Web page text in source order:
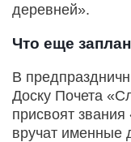
деревней».
Что еще
В
Доску Почета
присвоят
вручат именные